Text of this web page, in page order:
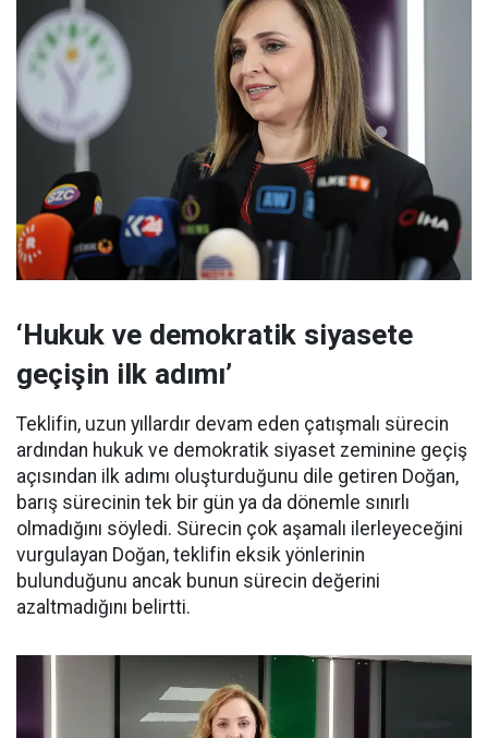
‘Hukuk ve demokratik siyasete
geçişin ilk adımı’
Teklifin, uzun yıllardır devam eden çatışmalı sürecin
ardından hukuk ve demokratik siyaset zeminine geçiş
açısından ilk adımı oluşturduğunu dile getiren Doğan,
barış sürecinin tek bir gün ya da dönemle sınırlı
olmadığını söyledi. Sürecin çok aşamalı ilerleyeceğini
vurgulayan Doğan, teklifin eksik yönlerinin
bulunduğunu ancak bunun sürecin değerini
azaltmadığını belirtti.